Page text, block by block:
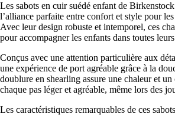
Les sabots en cuir suédé enfant de
l’alliance parfaite entre confort et style pour
Avec leur design robuste et intemporel, ces
pour accompagner les enfants dans toutes
Conçus avec une attention particulière aux
une expérience de port agréable grâce à la
doublure en shearling assure une chaleur et
chaque pas léger et agréable, même lors des
Les caractéristiques remarquables de ces